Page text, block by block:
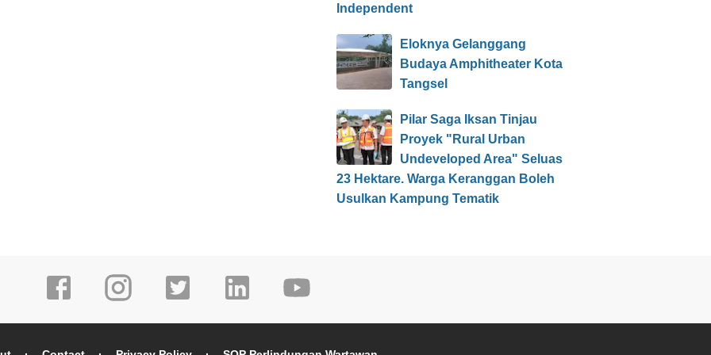
Independent
Eloknya Gelanggang
Budaya Amphitheater Kota
Tangsel
Pilar Saga Iksan Tinjau
Proyek "Rural Urban
Undeveloped Area" Seluas
23 Hektare. Warga Keranggan Boleh
Usulkan Kampung Tematik